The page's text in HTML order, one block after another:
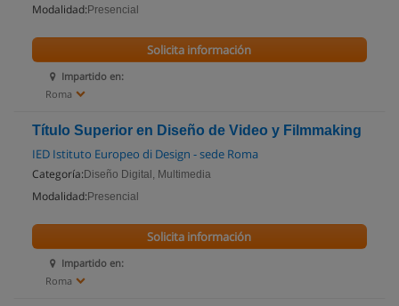
Modalidad: Presencial
Impartido en:
Roma
Solicita información
Título Superior en Diseño de Video y Filmmaking
IED Istituto Europeo di Design - sede Roma
Categoría: Diseño Digital, Multimedia
Modalidad: Presencial
Impartido en:
Roma
Solicita información